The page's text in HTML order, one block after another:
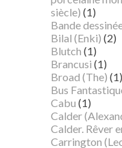
siècle) (1)
Bande
Bilal (Enki) (2)
Blutch (1)
Brancusi (1)
Broad (The) (1)
Bus
Cabu (1)
Calder
Calder. Rêver
Carrington